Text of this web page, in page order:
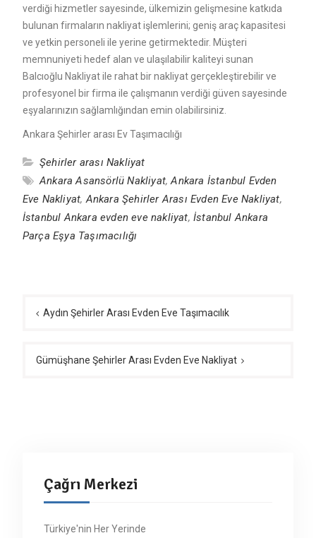
verdiği hizmetler sayesinde, ülkemizin gelişmesine katkıda
bulunan firmaların nakliyat işlemlerini; geniş araç kapasitesi
ve yetkin personeli ile yerine getirmektedir. Müşteri
memnuniyeti hedef alan ve ulaşılabilir kaliteyi sunan
Balcıoğlu Nakliyat ile rahat bir nakliyat gerçekleştirebilir ve
profesyonel bir firma ile çalışmanın verdiği güven sayesinde
eşyalarınızın sağlamlığından emin olabilirsiniz.
Ankara Şehirler arası Ev Taşımacılığı
Şehirler arası Nakliyat
Ankara Asansörlü Nakliyat,Ankara İstanbul Evden
Eve Nakliyat,Ankara Şehirler Arası Evden Eve Nakliyat,
İstanbul Ankara evden eve nakliyat, İstanbul Ankara
Parça Eşya Taşımacılığı
gezinmesi
Aydın Şehirler Arası Evden Eve Taşımacılık
Gümüşhane Şehirler Arası Evden Eve Nakliyat
Çağrı Merkezi
Türkiye'nin Her Yerinde